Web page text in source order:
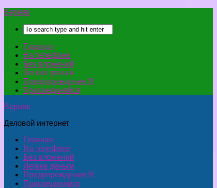
Верняк
Главная
На телефоне
Без вложений
Легкие деньги
Предупреждение !!!
Присоединяйся
Верняк
Деловой интернет
Главная
На телефоне
Без вложений
Легкие деньги
Предупреждение !!!
Присоединяйся